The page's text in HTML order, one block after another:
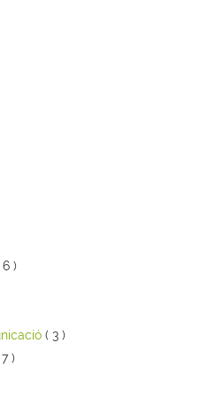
6 )
( 3 )
)